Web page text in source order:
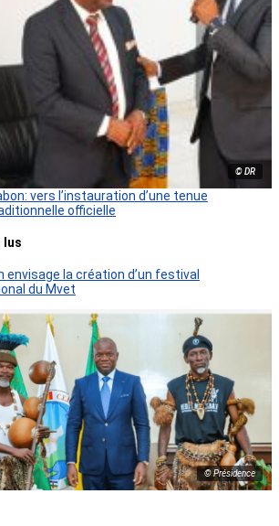
© DR
vers l’instauration d’une tenue
officielle
lus
envisage la création d’un festival
du Mvet
© Présidence